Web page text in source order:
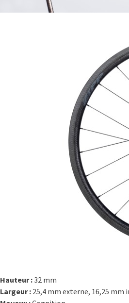
Hauteur :32 mm
Largeur : 25,4 mm externe, 16,25 mm